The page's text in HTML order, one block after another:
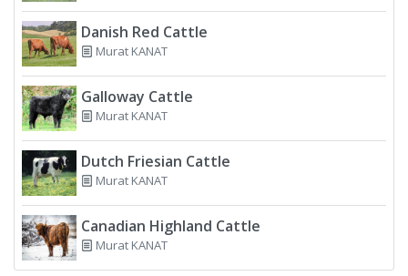
Danish Red Cattle
Murat KANAT
Galloway Cattle
Murat KANAT
Dutch Friesian Cattle
Murat KANAT
Canadian Highland Cattle
Murat KANAT